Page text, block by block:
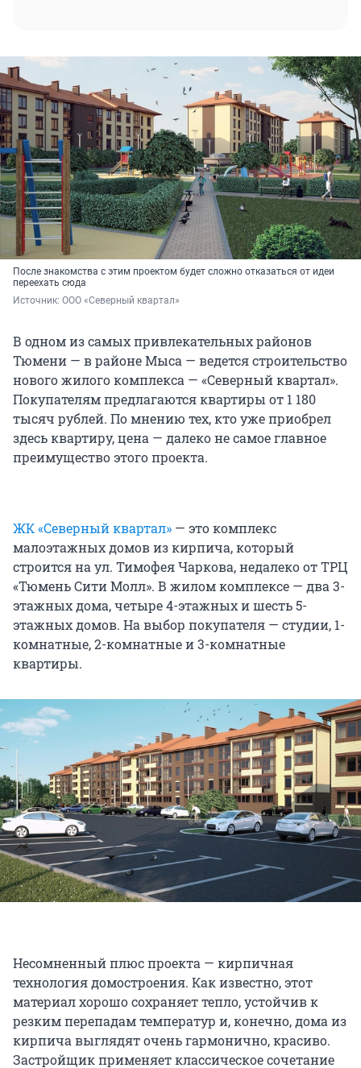
После знакомства с этим проектом будет сложно отказаться от идеи
переехать сюда
Источник: ООО «Северный квартал»
В одном из самых привлекательных районов
Тюмени — в районе Мыса — ведется строительство
нового жилого комплекса — «Северный квартал».
Покупателям предлагаются квартиры от 1 180
тысяч рублей. По мнению тех, кто уже приобрел
здесь квартиру, цена — далеко не самое главное
преимущество этого проекта.
ЖК «Северный квартал» — это комплекс
малоэтажных домов из кирпича, который
строится на ул. Тимофея Чаркова, недалеко от ТРЦ
«Тюмень Сити Молл». В жилом комплексе — два 3-
этажных дома, четыре 4-этажных и шесть 5-
этажных домов. На выбор покупателя — студии, 1-
комнатные, 2-комнатные и 3-комнатные
квартиры.
Несомненный плюс проекта — кирпичная
технология домостроения. Как известно, этот
материал хорошо сохраняет тепло, устойчив к
резким перепадам температур и, конечно, дома из
кирпича выглядят очень гармонично, красиво.
Застройщик применяет классическое сочетание